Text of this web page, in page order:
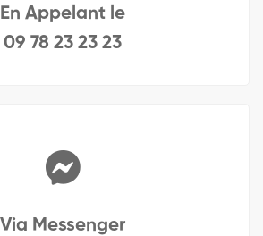
En Appelant le
09 78 23 23 23
Via Messenger